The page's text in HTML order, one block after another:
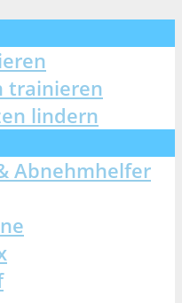
trainieren
lindern
Abnehmhelfer